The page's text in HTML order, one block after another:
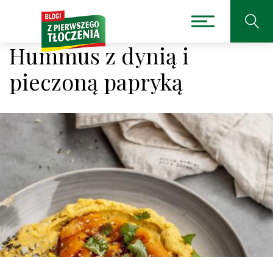
Hummus z dynią i
pieczoną papryką